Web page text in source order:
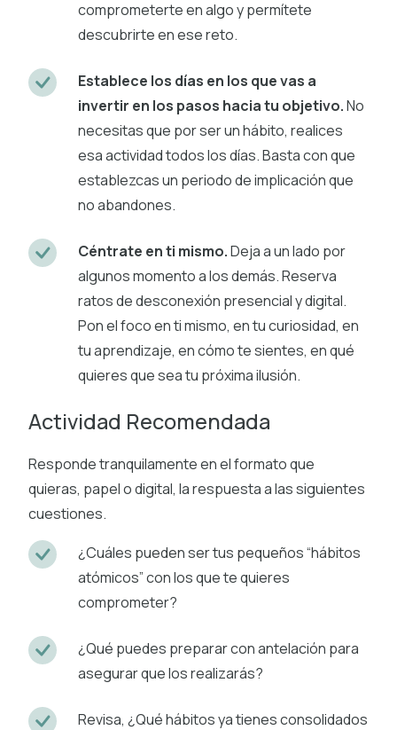
comprometerte en algo y permítete
descubrirte en ese reto.
Establece los días en los que vas a
invertir en los pasos hacia tu objetivo.No
necesitas que por ser un hábito, realices
esa actividad todos los días. Basta con que
establezcas un periodo de implicación que
no abandones.
Céntrate en ti mismo.Deja a un lado por
algunos momento a los demás. Reserva
ratos de desconexión presencial y digital.
Pon el foco en ti mismo, en tu curiosidad, en
tu aprendizaje, en cómo te sientes, en qué
quieres que sea tu próxima ilusión.
Actividad Recomendada
Responde tranquilamente en el formato que
quieras, papel o digital, la respuesta a las siguientes
cuestiones.
¿Cuáles pueden ser tus pequeños “hábitos
atómicos” con los que te quieres
comprometer?
¿Qué puedes preparar con antelación para
asegurar que los realizarás?
Revisa, ¿Qué hábitos ya tienes consolidados